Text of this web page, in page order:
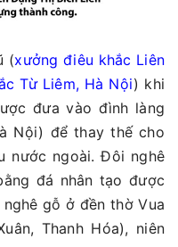
(xưởng điêu khắc Liên
Từ Liêm, Hà Nội) khi
đưa vào đình làng
Nội) để thay thế cho
nước ngoài. Đôi nghê
đá nhân tạo được
gỗ ở đền thờ Vua
Thanh Hóa), niên